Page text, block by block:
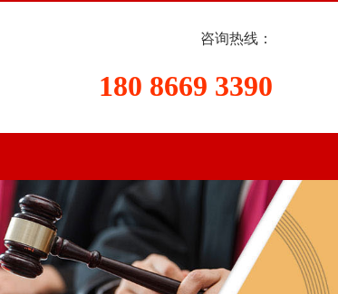
咨询热线：
180 8669 3390